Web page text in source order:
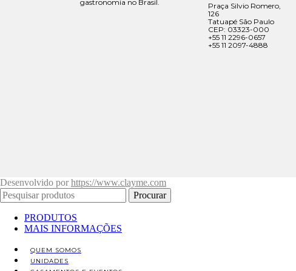
gastronomia no Brasil.
Praça Silvio Romero,
126
Tatuapé São Paulo
CEP: 03323-000
+55 11 2296-0657
+55 11 2097-4888
Desenvolvido por https://www.clayme.com
Procurar
PRODUTOS
MAIS INFORMAÇÕES
QUEM SOMOS
UNIDADES